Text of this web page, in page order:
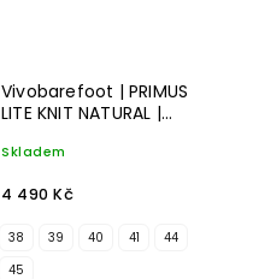
Vivobarefoot | PRIMUS
LITE KNIT NATURAL |
Skladem
4 490 Kč
38 39 40 41 44
45